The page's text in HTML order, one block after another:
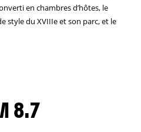
en chambres d’hôtes, le
style du XVIIIe et son parc, et le
8.7